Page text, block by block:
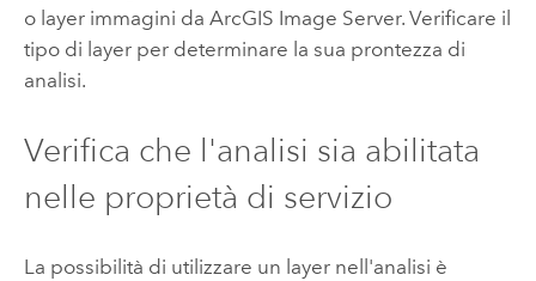
o layer immagini da ArcGIS Image Server. Verificare il
tipo di layer per determinare la sua prontezza di
analisi.
Verifica che l'analisi sia abilitata
nelle proprietà di servizio
La possibilità di utilizzare un layer nell'analisi è